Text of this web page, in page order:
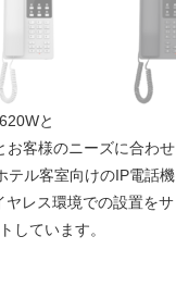
と
お客様のニーズに合わせ
テル客室向けのIP電話機
ヤレス環境での設置をサ
しています。